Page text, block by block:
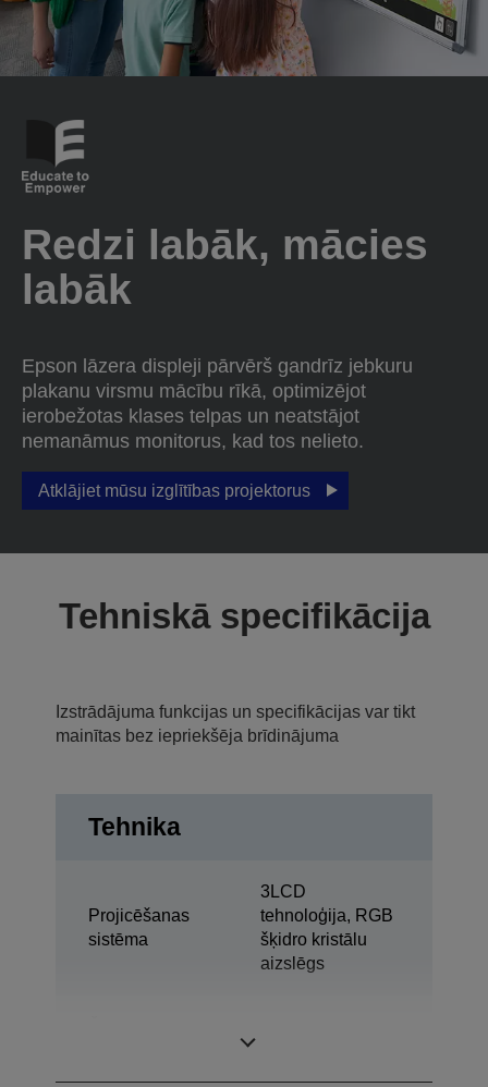
Redzi labāk, mācies
labāk
Epson lāzera displeji pārvērš gandrīz jebkuru
plakanu virsmu mācību rīkā, optimizējot
ierobežotas klases telpas un neatstājot
nemanāmus monitorus, kad tos nelieto.
Atklājiet mūsu izglītības projektorus
Tehniskā specifikācija
Izstrādājuma funkcijas un specifikācijas var tikt
mainītas bez iepriekšēja brīdinājuma
Tehnika
Projicēšanas
sistēma
3LCD
tehnoloģija, RGB
šķidro kristālu
aizslēgs